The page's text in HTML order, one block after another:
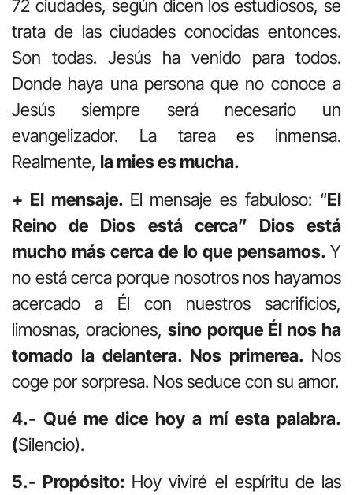
72 ciudades, según dicen los estudiosos, se
trata de las ciudades conocidas entonces.
Son todas. Jesús ha venido para todos.
Donde haya una persona que no conoce a
Jesús siempre será necesario un
evangelizador. La tarea es inmensa.
Realmente, la mies es mucha.
+ El mensaje. El mensaje es fabuloso: “El
Reino de Dios está cerca” Dios está
mucho más cerca de lo que pensamos. Y
no está cerca porque nosotros nos hayamos
acercado a Él con nuestros sacrificios,
limosnas, oraciones,sino porque Él nos ha
tomado la delantera. Nos primerea. Nos
coge por sorpresa. Nos seduce con su amor.
4.- Qué me dice hoy a mí esta palabra.
(Silencio).
5.- Propósito: Hoy viviré el espíritu de las